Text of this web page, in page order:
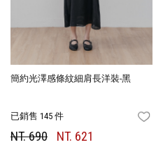
簡約光澤感條紋細肩長洋裝-黑
已銷售 145 件
NT. 690 NT. 621